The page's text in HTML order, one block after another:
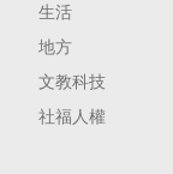
生活
地方
文教科技
社福人權